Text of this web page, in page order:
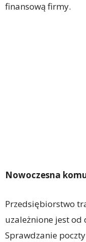
finansową firmy.
Nowoczesna
Przedsiębiorstwo
uzależnione jest
Sprawdzanie